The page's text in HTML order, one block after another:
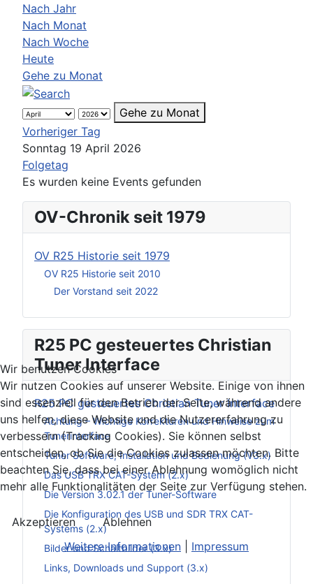
OV-Chronik seit 1979
OV R25 Historie seit 1979
OV R25 Historie seit 2010
Der Vorstand seit 2022
R25 PC gesteuertes Christian
Tuner Interface
R25 PC gesteuertes Christian Tuner Interface
Achtung – Wichtige Korrekturen und Hinweise zum
Tunerinterface
Tuner Software, Installation und Bedienung (V3.x)
Das USB TRX CAT-System (2.x)
Die Version 3.02.1 der Tuner-Software
Die Konfiguration des USB und SDR TRX CAT-
Systems (2.x)
Bilder und Schaltbilder (3.x)
Links, Downloads und Support (3.x)
Nach Jahr
Nach Monat
Nach Woche
Heute
Gehe zu Monat
Gehe zu Monat
Vorheriger Tag
Sonntag 19 April 2026
Folgetag
Es wurden keine Events gefunden
Wir benutzen Cookies
Wir nutzen Cookies auf unserer Website. Einige von ihnen
sind essenziell für den Betrieb der Seite, während andere
uns helfen, diese Website und die Nutzererfahrung zu
verbessern (Tracking Cookies). Sie können selbst
entscheiden, ob Sie die Cookies zulassen möchten. Bitte
beachten Sie, dass bei einer Ablehnung womöglich nicht
mehr alle Funktionalitäten der Seite zur Verfügung stehen.
Akzeptieren
Ablehnen
Weitere Informationen
Impressum